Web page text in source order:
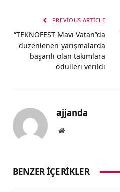
PREVIOUS ARTICLE
“TEKNOFEST Mavi Vatan”da
düzenlenen yarışmalarda
başarılı olan takımlara
ödülleri verildi
ajjanda
Website
BENZER İÇERIKLER